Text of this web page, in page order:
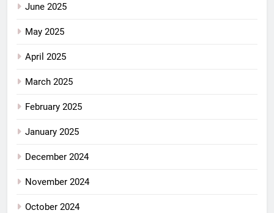
June 2025
May 2025
April 2025
March 2025
February 2025
January 2025
December 2024
November 2024
October 2024